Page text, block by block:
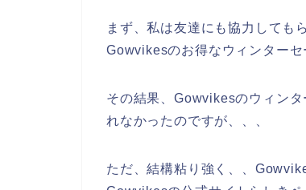
まず、私は友達にも協力しても
Gowvikesのお得なウィンターセ
その結果、Gowvikesのウィン
れなかったのですが、、、
ただ、結構粘り強く、、